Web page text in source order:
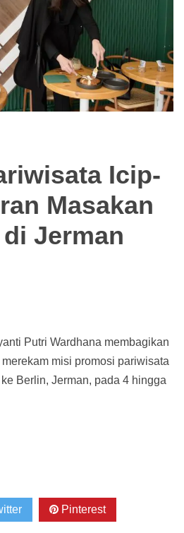
Icip-
Masakan
Jerman
Putri Wardhana membagikan
misi promosi pariwisata
Berlin, Jerman, pada 4 hingga
Pinterest